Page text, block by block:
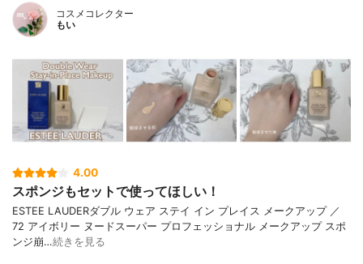
コスメコレクター
もい
4.00
スポンジもセットで使ってほしい！
ESTEE LAUDERダブル ウェア ステイ イン プレイス メークアップ ／
72 アイボリー ヌードスーパー プロフェッショナル メークアップ スポ
ンジ崩…続きを見る